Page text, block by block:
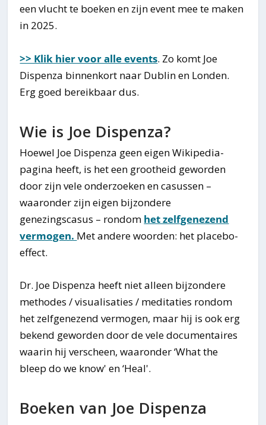
een vlucht te boeken en zijn event mee te maken
in 2025.
>> Klik hier voor alle events. Zo komt Joe
Dispenza binnenkort naar Dublin en Londen.
Erg goed bereikbaar dus.
Wie is Joe Dispenza?
Hoewel Joe Dispenza geen eigen Wikipedia-
pagina heeft, is het een grootheid geworden
door zijn vele onderzoeken en casussen –
waaronder zijn eigen bijzondere
genezingscasus – rondom het zelfgenezend
vermogen. Met andere woorden: het placebo-
effect.
Dr. Joe Dispenza heeft niet alleen bijzondere
methodes / visualisaties / meditaties rondom
het zelfgenezend vermogen, maar hij is ook erg
bekend geworden door de vele documentaires
waarin hij verscheen, waaronder ‘What the
bleep do we know' en ‘Heal'.
Boeken van Joe Dispenza